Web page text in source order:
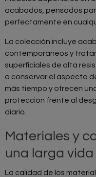
acabados, pensados
perfectamente en
La colección incluye
contemporáneos y
superficiales de alta
a conservar el aspecto
más tiempo y ofrecen
protección frente al
diario.
Materiales y
una larga vida
La calidad de los